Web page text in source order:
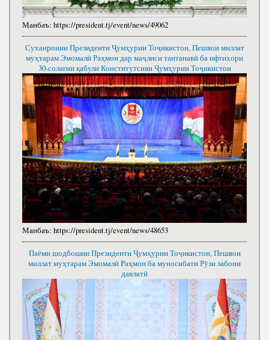
Манбаъ: https://president.tj/event/news/49062
Суханронии Президенти Ҷумҳурии Тоҷикистон, Пешвои миллат
муҳтарам Эмомалӣ Раҳмон дар маҷлиси тантанавӣ ба ифтихори
30-солагии қабули Конститутсияи Ҷумҳурии Тоҷикистон
Манбаъ: https://president.tj/event/news/48653
Паёми шодбошии Президенти Ҷумҳурии Тоҷикистон, Пешвои
миллат муҳтарам Эмомалӣ Раҳмон ба муносибати Рӯзи забони
давлатӣ